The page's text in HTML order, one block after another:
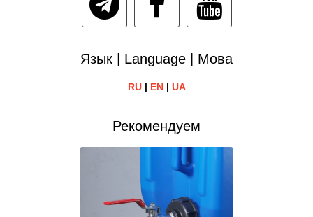
Язык | Language | Мова
RU| EN| UA
Рекомендуем